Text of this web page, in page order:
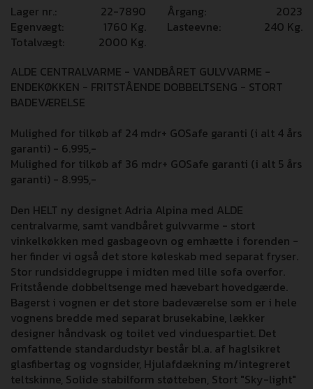
Lager nr.: 22-7890 Årgang:
2023
Egenvægt:
1760 Kg. Lasteevne: 240 Kg.
Totalvægt:
2000 Kg.
ALDE CENTRALVARME - VANDBÅRET GULVVARME -
ENDEKØKKEN - FRITSTÅENDE DOBBELTSENG - STORT
BADEVÆRELSE
Mulighed for tilkøb af 24 mdr+ GOSafe garanti (i alt 4 års
garanti) - 6.995,-
Mulighed for tilkøb af 36 mdr+ GOSafe garanti (i alt 5 års
garanti) - 8.995,-
Den HELT ny designet Adria Alpina med ALDE
centralvarme, samt vandbåret gulvvarme - stort
vinkelkøkken med gasbageovn og emhætte i forenden -
her finder vi også det store køleskab med separat fryser.
Stor rundsiddegruppe i midten med lille sofa overfor.
Fritstående dobbeltsenge med hævebart hovedgærde.
Bagerst i vognen er det store badeværelse som er i hele
vognens bredde med separat brusekabine, lækker
designer håndvask og toilet ved vinduespartiet. Det
omfattende standardudstyr består bl.a. af haglsikret
glasfibertag og vognsider, Hjulafdækning m/integreret
teltskinne, Solide stabilform støtteben, Stort "Sky-light"